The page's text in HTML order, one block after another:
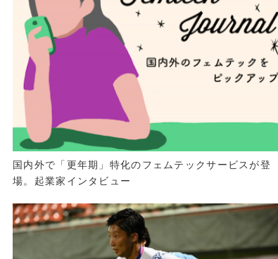
国内外で「更年期」特化のフェムテックサービスが登
場。起業家インタビュー